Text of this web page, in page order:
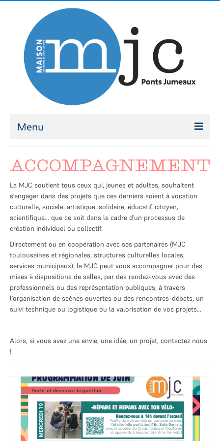
Menu
Ateliers 2026-2027
Modalités d’inscription
ACCOMPAGNEMENT
Mes Joyeux Colocs
Jardin éphémère du grand cèdre
Vie de quartier : Participez !
JEUNESSE 11-25 ANS
PROGRAMMATION
Evènements à venir
Informations adhérents
L’association
Adhérer à la MJC
ACCOMPAGNEMENT
La MJC soutient tous ceux qui, jeunes et adultes, souhaitent
s’engager dans des projets que ces derniers soient à vocation
culturelle, sociale, artistique, solidaire, éducatif, citoyen,
scientifique… que ce soit dans le cadre d’un processus de
création individuel ou collectif.
Directement ou en coopération avec ses partenaires (MJC
toulousaines et régionales, structures culturelles locales,
services municipaux), la MJC peut vous accompagner pour des
mises à dispositions de salles, par des rendez-vous avec des
professionnels ou des représentation publiques, à travers
l’organisation de scènes ouvertes ou des rencontres-débats, un
suivi technique ou logistique ou la valorisation de vos projets…
Alors, si vous avez une envie, une idée, un projet, contactez nous
!